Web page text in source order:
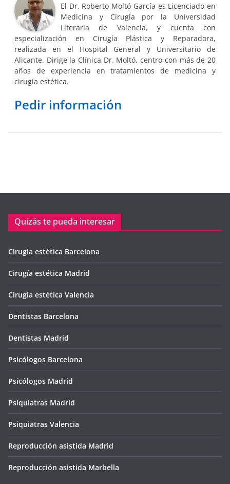
El Dr. Roberto Moltó García es Licenciado en
Medicina y Cirugía por la Universidad
Literaria de Valencia, y cuenta con
especialización en Cirugía Plástica y Reparadora,
realizada en el Hospital General y Universitario de
Alicante. Dirige la Clínica Dr. Moltó, centro con más de 20
años de experiencia en tratamientos de medicina y
cirugía estética.
Pedir información
Quizás te pueda interesar
Cirugía estética Barcelona
Cirugía estética Madrid
Cirugía estética Valencia
Dentistas Barcelona
Dentistas Madrid
Psicólogos Barcelona
Psicólogos Madrid
Psiquiatras Madrid
Psiquiatras Valencia
Reproducción asistida Madrid
Reproducción asistida Marbella